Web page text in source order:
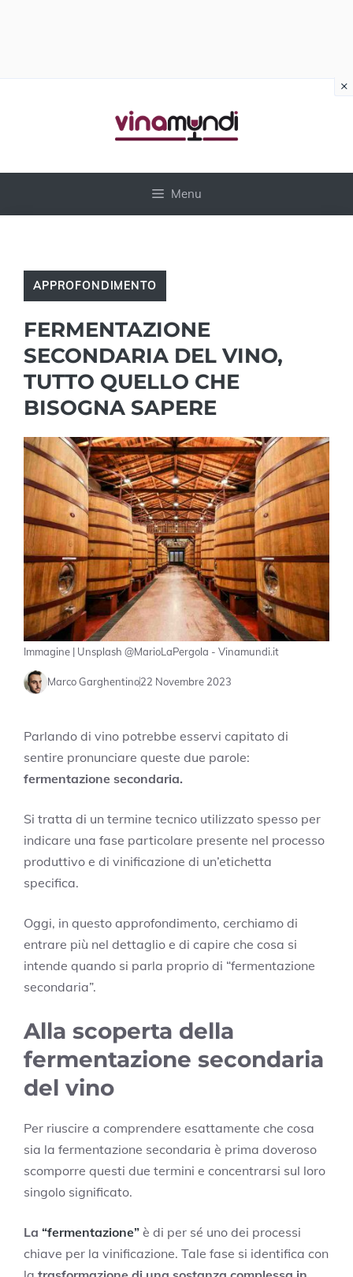
Menu
APPROFONDIMENTO
FERMENTAZIONE
SECONDARIA DEL VINO,
TUTTO QUELLO CHE
BISOGNA SAPERE
Immagine | Unsplash @MarioLaPergola - Vinamundi.it
Marco Garghentino22 Novembre 2023
Parlando di vino potrebbe esservi capitato di
sentire pronunciare queste due parole:
fermentazione secondaria.
Si tratta di un termine tecnico utilizzato spesso per
indicare una fase particolare presente nel processo
produttivo e di vinificazione di un’etichetta
specifica.
Oggi, in questo approfondimento, cerchiamo di
entrare più nel dettaglio e di capire che cosa si
intende quando si parla proprio di “fermentazione
secondaria”.
Alla scoperta della
fermentazione secondaria
del vino
Per riuscire a comprendere esattamente che cosa
sia la fermentazione secondaria è prima doveroso
scomporre questi due termini e concentrarsi sul loro
singolo significato.
La “fermentazione” è di per sé uno dei processi
chiave per la vinificazione. Tale fase si identifica con
×